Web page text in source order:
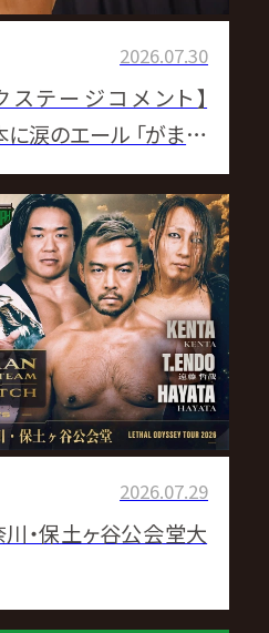
2026.07.30
ステージコメント】
涙のエール 「がまだ
哨戦第1RはKENTA
動画作るんじゃなく
し”でGHCジュニア
ベインも即諾▼GHC
がクレイジーとの遭
」に興味
2026.07.29
・保土ヶ谷公会堂大